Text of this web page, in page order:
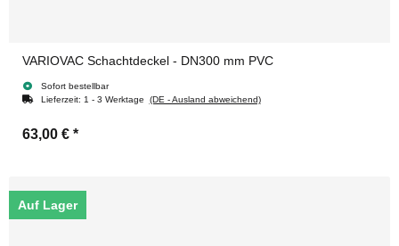
VARIOVAC Schachtdeckel - DN300 mm PVC
Sofort bestellbar
Lieferzeit: 1 - 3 Werktage (DE - Ausland abweichend)
63,00 € *
Auf Lager